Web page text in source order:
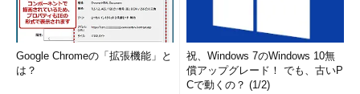
Google Chromeの「拡張機能」と
は？
祝、Windows 7のWindows 10無
償アップグレード！ でも、古いP
Cで動くの？ (1/2)